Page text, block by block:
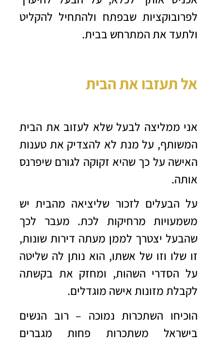
לפרובוקציות שבפתח ולהתחיל להקליט
ולתעד את המתרחש בבית.
אל תעזבו את הבית
אני ממליצה לבעל שלא לעזוב את הבית
המשותף, על מנת לא להצדיק את טענות
האישה על כך שהיא זקוקה לגורם שיפרנס
אותה.
על הבעלים לזכור שליציאה מהבית יש
משמעויות מרחיקות לכת. מעבר לכך
שהבעל יצטרך לממן מעתה דירות שונות,
זו שלו וזו של אשתו, הוא נותן לה שליטה
על הסדרי השהות, ומחזק את בקשתה
לקבלת מזונות אישה מוגדלים.
הוכיחו השתכרות נמוכה – רוב הנשים
בישראל משתכרות פחות מגברים